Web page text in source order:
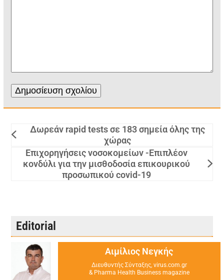
Δωρεάν rapid tests σε 183 σημεία όλης της
χώρας
Επιχορηγήσεις νοσοκομείων -Επιπλέον
κονδύλι για την μισθοδοσία επικουρικού
προσωπικού covid-19
Editorial
Αιμίλιος Νεγκής
Διευθυντής Σύνταξης, virus.com.gr
& Pharma Health Business magazine